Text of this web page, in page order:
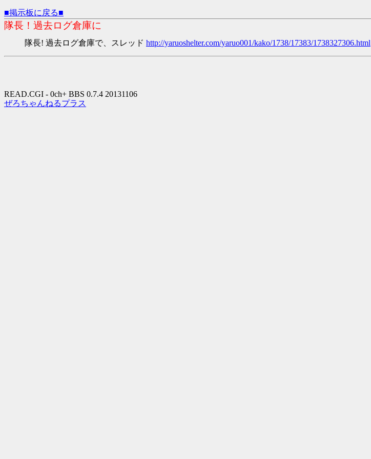
■掲示板に戻る■
隊長！過去ログ倉庫に
隊長! 過去ログ倉庫で、スレッド http://yaruoshelter.com/yaruo001/kako/1738/17383/1738327306.html
READ.CGI - 0ch+ BBS 0.7.4 20131106
ぜろちゃんねるプラス